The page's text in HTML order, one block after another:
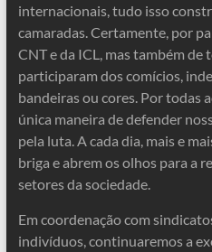
internacionais, tudo isso
camaradas. Certamente, por
CNT e da ICL, mas também de
participaram dos comícios,
bandeiras ou cores. Por todas
única maneira de defender
pela luta. A cada dia, mais e
briga e abrem os olhos para a
setores da sociedade.
Em coordenação com
indivíduos, continuaremos a